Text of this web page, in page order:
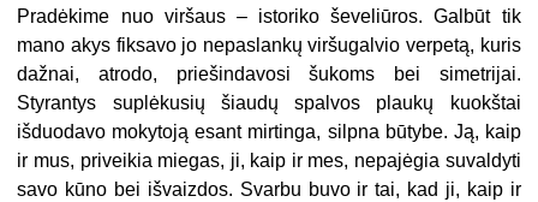
Pradėkime nuo viršaus – istoriko ševeliūros. Galbūt tik
mano akys fiksavo jo nepaslankų viršugalvio verpetą, kuris
dažnai, atrodo, priešindavosi šukoms bei simetrijai.
Styrantys suplėkusių šiaudų spalvos plaukų kuokštai
išduodavo mokytoją esant mirtinga, silpna būtybe. Ją, kaip
ir mus, priveikia miegas, ji, kaip ir mes, nepajėgia suvaldyti
savo kūno bei išvaizdos. Svarbu buvo ir tai, kad ji, kaip ir